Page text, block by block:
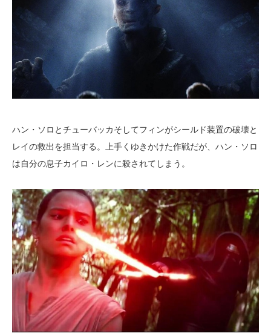
ハン・ソロとチューバッカそしてフィンがシールド装置の破壊と
レイの救出を担当する。上手くゆきかけた作戦だが、ハン・ソロ
は自分の息子カイロ・レンに殺されてしまう。